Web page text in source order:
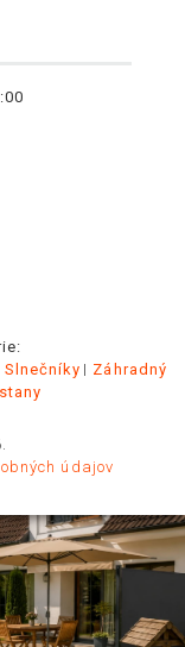
Slnečníky
Záhradný
údajov